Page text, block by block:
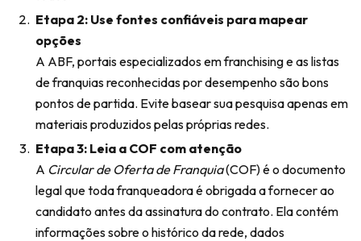
Etapa 2: Use fontes confiáveis para mapear
opções
A ABF, portais especializados em franchising e as listas
de franquias reconhecidas por desempenho são bons
pontos de partida. Evite basear sua pesquisa apenas em
materiais produzidos pelas próprias redes.
Etapa 3: Leia a COF com atenção
A Circular de Oferta de Franquia(COF) é o documento
legal que toda franqueadora é obrigada a fornecer ao
candidato antes da assinatura do contrato. Ela contém
informações sobre o histórico da rede, dados